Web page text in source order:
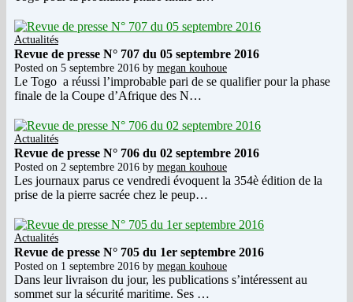
Actualités
Revue de presse N° 707 du 05 septembre 2016
Posted on 5 septembre 2016 by megan kouhoue
Le Togo a réussi l’improbable pari de se qualifier pour la phase
finale de la Coupe d’Afrique des N…
Actualités
Revue de presse N° 706 du 02 septembre 2016
Posted on 2 septembre 2016 by megan kouhoue
Les journaux parus ce vendredi évoquent la 354è édition de la
prise de la pierre sacrée chez le peup…
Actualités
Revue de presse N° 705 du 1er septembre 2016
Posted on 1 septembre 2016 by megan kouhoue
Dans leur livraison du jour, les publications s’intéressent au
sommet sur la sécurité maritime. Ses …